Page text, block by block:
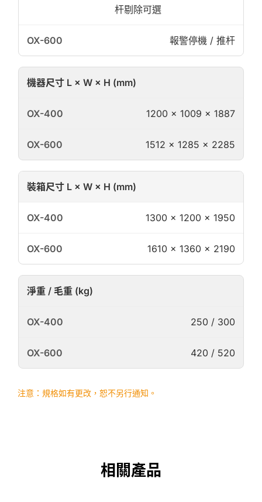
杆剔除可選
報警停機 / 推杆
機器尺寸 L × W × H (mm)
1200 × 1009 × 1887
1512 × 1285 × 2285
裝箱尺寸 L × W × H (mm)
1300 × 1200 × 1950
1610 × 1360 × 2190
淨重 / 毛重 (kg)
250 / 300
420 / 520
注意：規格如有更改，恕不另行通知。
相關產品